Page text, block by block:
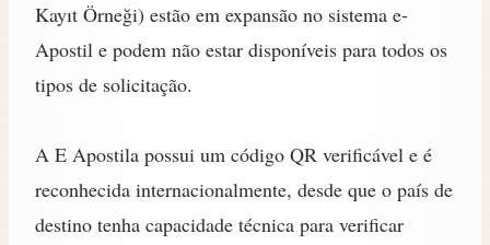
Kayıt Örneği) estão em expansão no sistema e-
Apostil e podem não estar disponíveis para todos os
tipos de solicitação.
A E Apostila possui um código QR verificável e é
reconhecida internacionalmente, desde que o país de
destino tenha capacidade técnica para verificar